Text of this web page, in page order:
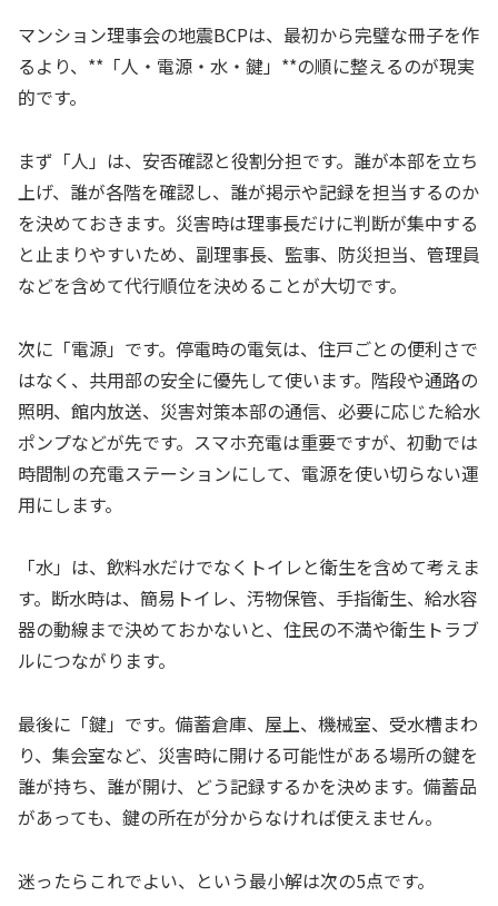
マンション理事会の地震BCPは、最初から完璧な冊子を作
るより、**「人・電源・水・鍵」**の順に整えるのが現実
的です。
まず「人」は、安否確認と役割分担です。誰が本部を立ち
上げ、誰が各階を確認し、誰が掲示や記録を担当するのか
を決めておきます。災害時は理事長だけに判断が集中する
と止まりやすいため、副理事長、監事、防災担当、管理員
などを含めて代行順位を決めることが大切です。
次に「電源」です。停電時の電気は、住戸ごとの便利さで
はなく、共用部の安全に優先して使います。階段や通路の
照明、館内放送、災害対策本部の通信、必要に応じた給水
ポンプなどが先です。スマホ充電は重要ですが、初動では
時間制の充電ステーションにして、電源を使い切らない運
用にします。
「水」は、飲料水だけでなくトイレと衛生を含めて考えま
す。断水時は、簡易トイレ、汚物保管、手指衛生、給水容
器の動線まで決めておかないと、住民の不満や衛生トラブ
ルにつながります。
最後に「鍵」です。備蓄倉庫、屋上、機械室、受水槽まわ
り、集会室など、災害時に開ける可能性がある場所の鍵を
誰が持ち、誰が開け、どう記録するかを決めます。備蓄品
があっても、鍵の所在が分からなければ使えません。
迷ったらこれでよい、という最小解は次の5点です。